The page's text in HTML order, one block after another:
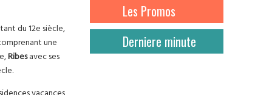
du 12e siècle,
une
Ribesavec ses
Les Promos
Derniere minute